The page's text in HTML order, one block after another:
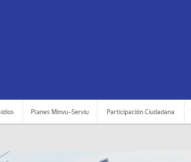
Planes Minvu-Serviu Participación Ciudadana